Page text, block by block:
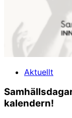
Aktuellt
kalendern!